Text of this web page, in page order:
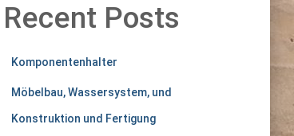
Recent Posts
Komponentenhalter
Möbelbau, Wassersystem, und
Konstruktion und Fertigung